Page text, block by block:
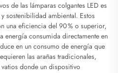
de las lámparas colgantes LED es
sostenibilidad ambiental. Estos
una eficiencia del 90 % o superior,
energía consumida directamente en
en un consumo de energía que
las arañas tradicionales,
donde un dispositivo